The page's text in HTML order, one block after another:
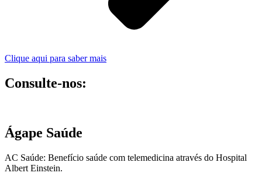
Clique aqui para saber mais
Consulte-nos:
Ágape Saúde
AC Saúde: Benefício saúde com telemedicina através do Hospital
Albert Einstein.